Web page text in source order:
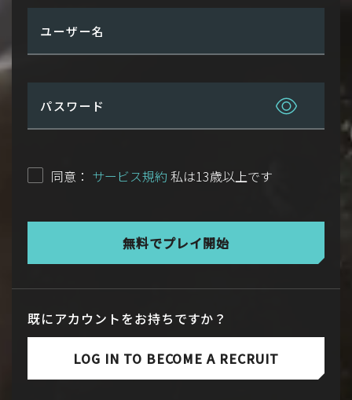
ユーザー名
パスワード
同意： サービス規約 私は13歳以上です
無料でプレイ開始
既にアカウントをお持ちですか？
LOG IN TO BECOME A RECRUIT